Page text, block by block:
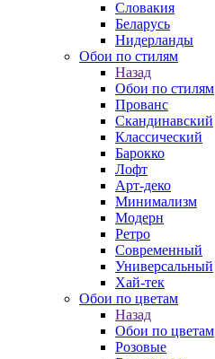
Словакия
Беларусь
Нидерланды
Обои по стилям
Назад
Обои по стилям
Прованс
Скандинавский
Классический
Барокко
Лофт
Арт-деко
Минимализм
Модерн
Ретро
Современный
Универсальный
Хай-тек
Обои по цветам
Назад
Обои по цветам
Розовые